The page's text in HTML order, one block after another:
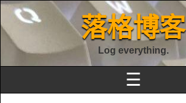
落格博客
Log everything.
☰